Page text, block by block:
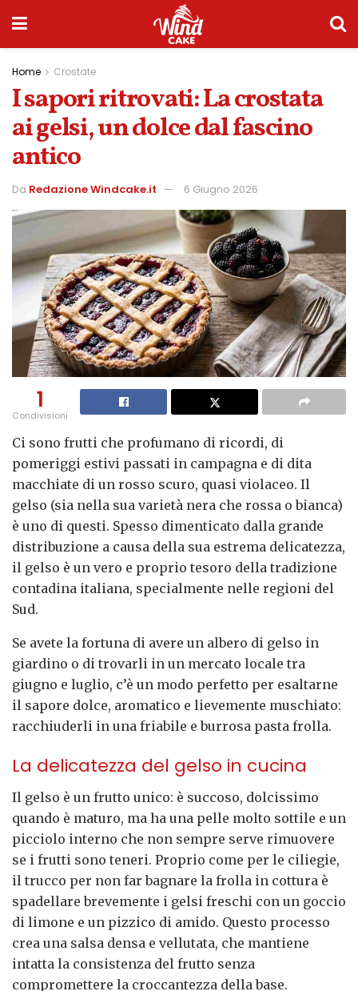
Home Crostate
I sapori ritrovati: La crostata
ai gelsi, un dolce dal fascino
antico
Da Redazione Windcake.it 6 Giugno 2026
1
Condivisioni
Ci sono frutti che profumano di ricordi, di
pomeriggi estivi passati in campagna e di dita
macchiate di un rosso scuro, quasi violaceo. Il
gelso (sia nella sua varietà nera che rossa o bianca)
è uno di questi. Spesso dimenticato dalla grande
distribuzione a causa della sua estrema delicatezza,
il gelso è un vero e proprio tesoro della tradizione
contadina italiana, specialmente nelle regioni del
Sud.
Se avete la fortuna di avere un albero di gelso in
giardino o di trovarli in un mercato locale tra
giugno e luglio, c’è un modo perfetto per esaltarne
il sapore dolce, aromatico e lievemente muschiato:
racchiuderli in una friabile e burrosa pasta frolla.
La delicatezza del gelso in cucina
Il gelso è un frutto unico: è succoso, dolcissimo
quando è maturo, ma ha una pelle molto sottile e un
picciolo interno che non sempre serve rimuovere
se i frutti sono teneri. Proprio come per le ciliegie,
il trucco per non far bagnare la frolla in cottura è
spadellare brevemente i gelsi freschi con un goccio
di limone e un pizzico di amido. Questo processo
crea una salsa densa e vellutata, che mantiene
intatta la consistenza del frutto senza
compromettere la croccantezza della base.